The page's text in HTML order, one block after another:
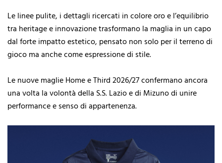
Le linee pulite, i dettagli ricercati in colore oro e l’equilibrio
tra heritage e innovazione trasformano la maglia in un capo
dal forte impatto estetico, pensato non solo per il terreno di
gioco ma anche come espressione di stile.
Le nuove maglie Home e Third 2026/27 confermano ancora
una volta la volontà della S.S. Lazio e di Mizuno di unire
performance e senso di appartenenza.